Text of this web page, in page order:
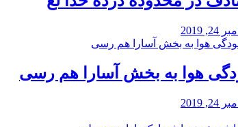
2019
هوا به بخش آسارا هم رسی
2019